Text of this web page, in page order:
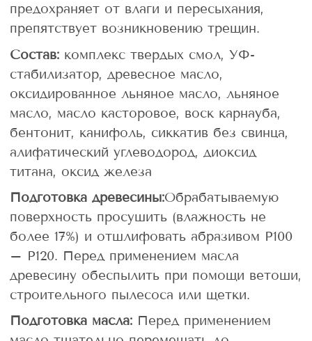
предохраняет от влаги и пересыхания,
препятствует возникновению трещин.
Состав: комплекс твердых смол, УФ-
стабилизатор, древесное масло,
оксидированное льняное масло, льняное
масло, масло касторовое, воск карнауба,
бентонит, канифоль, сиккатив без свинца,
алифатический углеводород, диоксид
титана, оксид железа
Подготовка древесины:Обрабатываемую
поверхность просушить (влажность не
более 17%) и отшлифовать абразивом Р100
– Р120. Перед применением масла
древесину обеспылить при помощи ветоши,
строительного пылесоса или щетки.
Подготовка масла: Перед применением